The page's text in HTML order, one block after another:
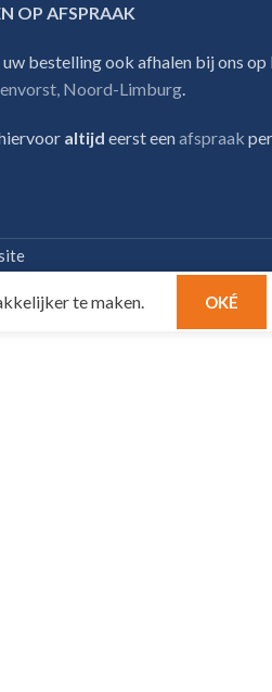
OP AFSPRAAK
bestelling ook afhalen bij ons op
Noord-Limburg
altijd eerst eenafspraak
te maken. OKÉ